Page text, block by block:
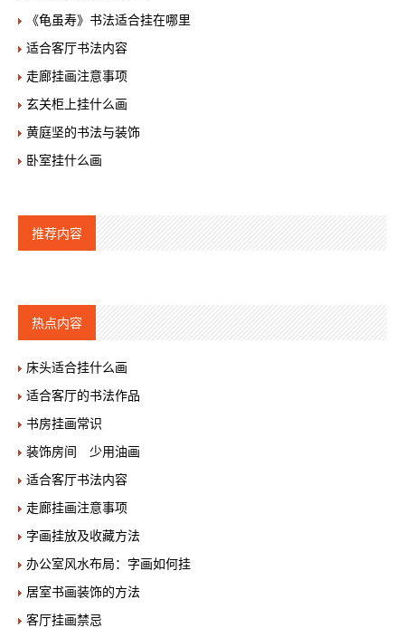
《龟虽寿》书法适合挂在哪里
适合客厅书法内容
走廊挂画注意事项
玄关柜上挂什么画
黄庭坚的书法与装饰
卧室挂什么画
推荐内容
热点内容
床头适合挂什么画
适合客厅的书法作品
书房挂画常识
装饰房间 少用油画
适合客厅书法内容
走廊挂画注意事项
字画挂放及收藏方法
办公室风水布局：字画如何挂
居室书画装饰的方法
客厅挂画禁忌